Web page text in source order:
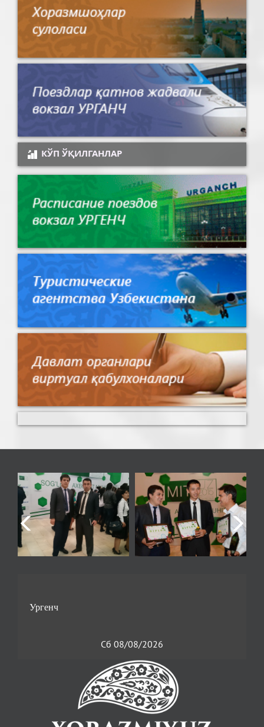
КЎП ЎҚИЛГАНЛАР
Сб 08/08/2026